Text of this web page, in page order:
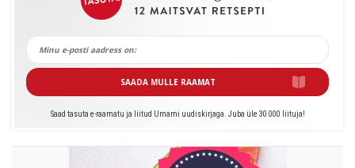
SAADA MULLE RAAMAT
Saad tasuta e-raamatu ja liitud Umami uudiskirjaga. Juba üle 30 000 liituja!